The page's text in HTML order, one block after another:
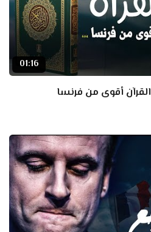
01:16
أقوى من فرنسا